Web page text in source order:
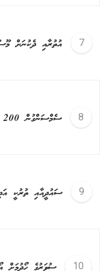
އުތުރާއި ދެކުނަށް
ސެމްސަންގުން 200 މެގަޕިކްސެލްގެ ކެމެރާ ސެންސަރެއް ނެރެފި
ސައުދީއާއި ތުރުކީ
ސުވަރުގެ ހޯދުމަށް